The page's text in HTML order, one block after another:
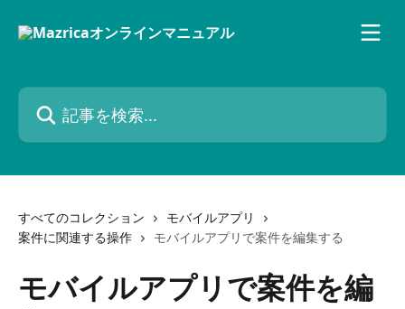
記事を検索...
すべてのコレクション
モバイルアプリ
案件に関連する操作
モバイルアプリで案件を編集する
モバイルアプリで案件を編